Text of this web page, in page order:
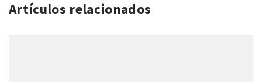
Artículos relacionados